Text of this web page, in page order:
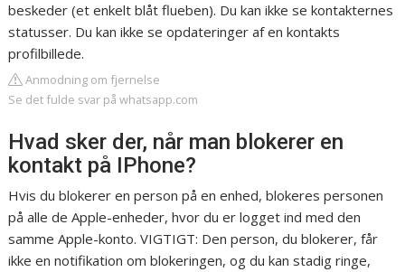
beskeder (et enkelt blåt flueben). Du kan ikke se kontakternes
statusser. Du kan ikke se opdateringer af en kontakts
profilbillede.
Anmodning om fjernelse
Se det fulde svar på whatsapp.com
Hvad sker der, når man blokerer en
kontakt på IPhone?
Hvis du blokerer en person på en enhed, blokeres personen
på alle de Apple-enheder, hvor du er logget ind med den
samme Apple-konto. VIGTIGT: Den person, du blokerer, får
ikke en notifikation om blokeringen, og du kan stadig ringe,